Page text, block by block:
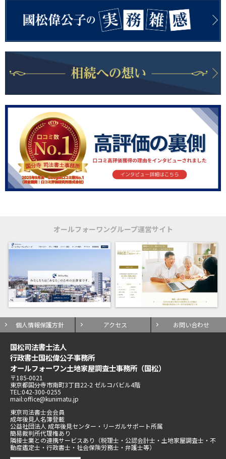
オールフォーワングループ運営サイト
個人情報保護方針 アクセス お問い合わせ
国松司法書士法人
行政書士国松偉公子事務所
オールフォーワン土地家屋調査士事務所（国松）
〒185-0021
東京都国分寺市南町3丁目22-2 ゼルコバビル4階
TEL:042-300-0255
mail:office@kunimatu.jp
東京司法書士会会員
成年後見人名簿登載
公益社団法人 成年後見センター・リーガルサポート所属
簡易裁判所代理権あり
隣接士業との連携サービスあり（税理士・公認会計士・土地家屋調査士・不
動産鑑定士・行政書士・社会保険労務士・弁護士等）